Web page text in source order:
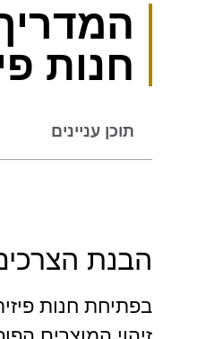
חנות
תוכן עניינים
הבנת
בפתיחת חנות